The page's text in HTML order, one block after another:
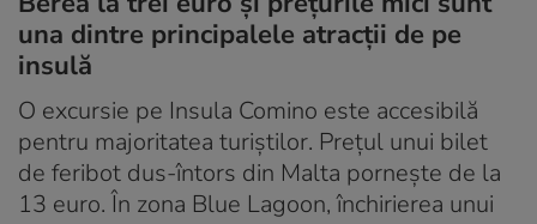
una dintre principalele atracții de pe
insulă
O excursie pe Insula Comino este accesibilă
pentru majoritatea turiștilor. Prețul unui bilet
de feribot dus-întors din Malta pornește de la
13 euro. În zona Blue Lagoon, închirierea unui